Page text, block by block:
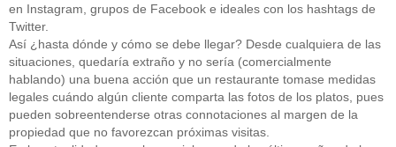
en Instagram, grupos de Facebook e ideales con los hashtags de
Twitter.
Así ¿hasta dónde y cómo se debe llegar? Desde cualquiera de las
situaciones, quedaría extraño y no sería (comercialmente
hablando) una buena acción que un restaurante tomase medidas
legales cuándo algún cliente comparta las fotos de los platos, pues
pueden sobreentenderse otras connotaciones al margen de la
propiedad que no favorezcan próximas visitas.